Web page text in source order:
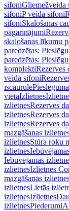
sifoniGliemežveida
sifoniP veida sifoni
sifoniSkalošanas
pagarinājumi
skalošanas līkumu
paredzētas:
paredzētas:
komplektiRezerves
veida sifoni
īscaurule
vietaIzlietnes
izlietnesRezerves
izlietnesRezerves
izlietnesRezerves
mazgāšanas
izlietnesStūra roku
izlietnes
Iebūvējamas
izlietnesIzlietnes
mazgāšanas
izlietnesLietās
izlietnesIzlietnes
izlietnesPiederumi